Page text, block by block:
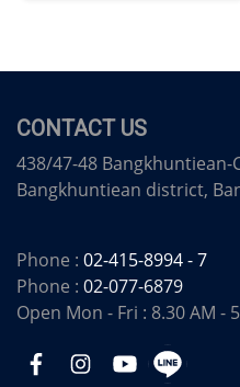
CONTACT US
438/47-48 Bangkhuntiean-
Bangkhuntiean district,
Phone : 02-415-8994 - 7
Phone : 02-077-6879
Open Mon - Fri : 8.30 AM -